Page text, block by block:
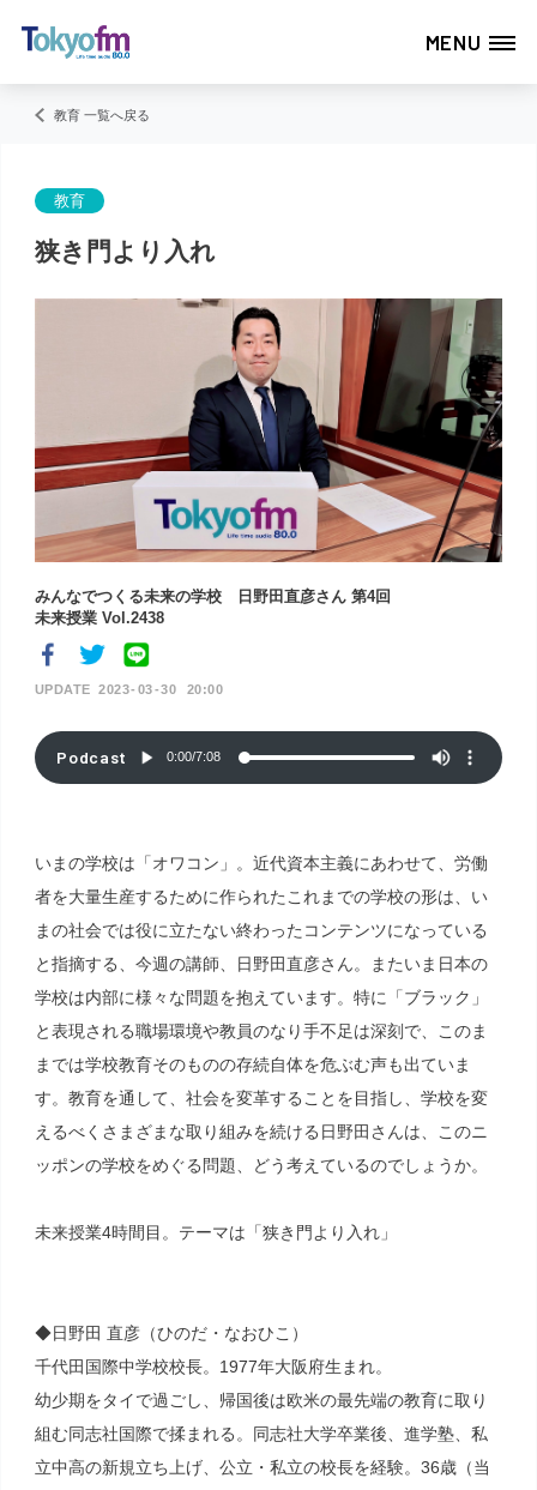
MENU
教育 一覧へ戻る
教育
狭き門より入れ
みんなでつくる未来の学校 日野田直彦さん 第4回
未来授業 Vol.2438
2023 03 30 20:00
Podcast 0:00/7:08
いまの学校は「オワコン」。近代資本主義にあわせて、労働
者を大量生産するために作られたこれまでの学校の形は、い
まの社会では役に立たない終わったコンテンツになっている
と指摘する、今週の講師、日野田直彦さん。またいま日本の
学校は内部に様々な問題を抱えています。特に「ブラック」
と表現される職場環境や教員のなり手不足は深刻で、このま
までは学校教育そのものの存続自体を危ぶむ声も出ていま
す。教育を通して、社会を変革することを目指し、学校を変
えるべくさまざまな取り組みを続ける日野田さんは、このニ
ッポンの学校をめぐる問題、どう考えているのでしょうか。
未来授業4時間目。テーマは「狭き門より入れ」
◆日野田 直彦（ひのだ・なおひこ）
千代田国際中学校校長。1977年大阪府生まれ。
幼少期をタイで過ごし、帰国後は欧米の最先端の教育に取り
組む同志社国際で揉まれる。同志社大学卒業後、進学塾、私
立中高の新規立ち上げ、公立・私立の校長を経験。36歳（当